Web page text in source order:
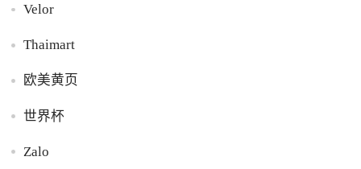
Velor
Thaimart
欧美黄页
世界杯
Zalo